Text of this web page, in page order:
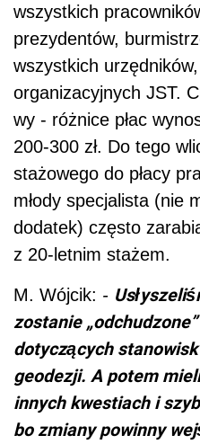
wszystkich
prezydentów,
wszystkich
organizacyjnych JST.
wy - różnice płac
200-300 zł. Do tego
stażowego do płacy
młody specjalista (nie
dodatek) często
z 20-letnim stażem.
M. Wójcik: -
zostanie
dotyczących
geodezji. A potem
innych kwestiach i
bo zmiany powinny